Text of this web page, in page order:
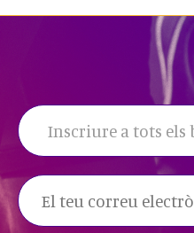
poder treballar dins les
Aquest material consta
- Un curtmetratge titulat
Aquest curt ha estat
Pons, un jove
iniciativa pretén crear
l'LGTBI-fòbia en el món
concretament
Inscriure a tots